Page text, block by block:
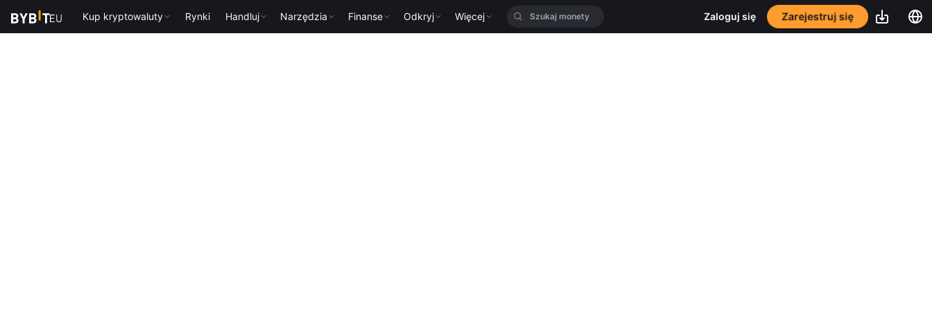
Kup kryptowaluty Rynki Handluj Narzędzia Finanse Odkryj Więcej Zaloguj się Zarejestruj się